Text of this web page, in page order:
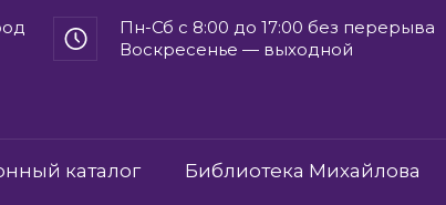
Пн-Сб с 8:00 до 17:00 без перерыва
Воскресенье — выходной
каталог
Библиотека Михайлова